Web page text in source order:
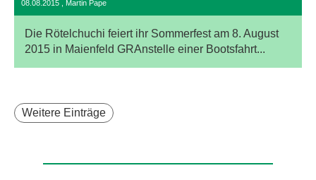
08.08.2015 , Martin Pape
Die Rötelchuchi feiert ihr Sommerfest am 8. August
2015 in Maienfeld GRAnstelle einer Bootsfahrt...
Weitere Einträge